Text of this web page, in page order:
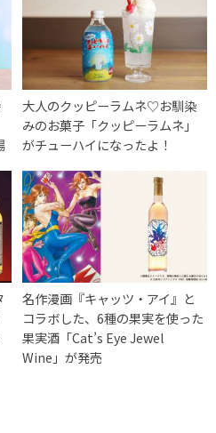
大人のクッピーラムネ♡お馴染
みのお菓子「クッピーラムネ」
がチューハイになったよ！
名作漫画『キャッツ・アイ』と
コラボした、6種の果実を使った
果実酒「Cat’s Eye Jewel
Wine」が発売